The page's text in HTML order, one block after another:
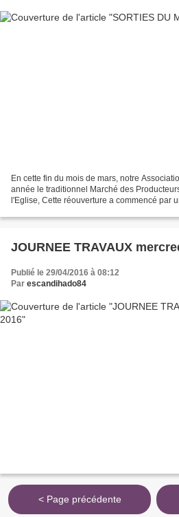
En cette fin du mois de mars, notre
année le traditionnel Marché des
l'Eglise, Cette réouverture a commencé par
JOURNEE TRAVAUX
Publié le 29/04/2016 à 08:12
Par escandihado84
< Page précédente